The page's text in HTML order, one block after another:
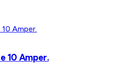
10 Amper.